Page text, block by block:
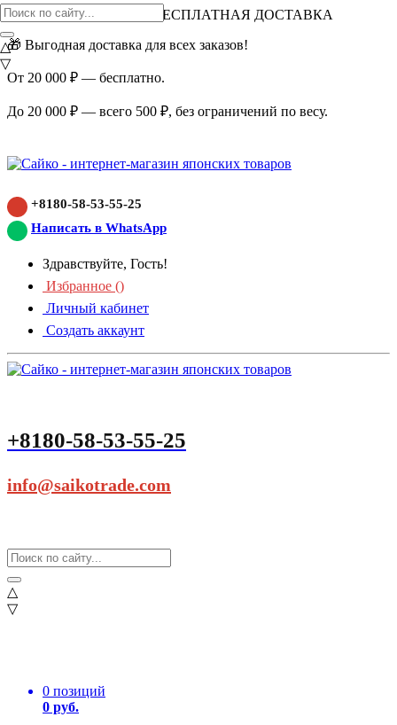
ВНИМАНИЕ АКЦИЯ!
БЕСПЛАТНАЯ ДОСТАВКА
🎁 Выгодная доставка для всех заказов!
От 20 000 ₽ — бесплатно.
До 20 000 ₽ — всего 500 ₽, без ограничений по весу.
+8180-58-53-55-25
Написать в WhatsApp
Здравствуйте, Гость!
Избранное ()
Личный кабинет
Создать аккаунт
+8180-58-53-55-25
info@saikotrade.com
△
▽
0 позиций
0 руб.
△
▽